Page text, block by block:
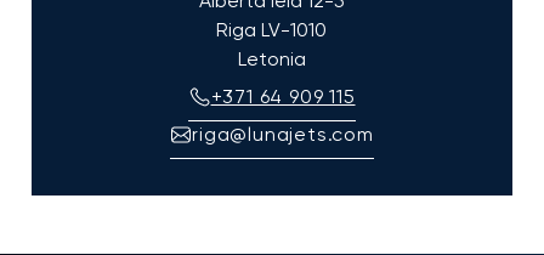
Riga LV-1010
Letonia
+371 64 909 115
riga@lunajets.com